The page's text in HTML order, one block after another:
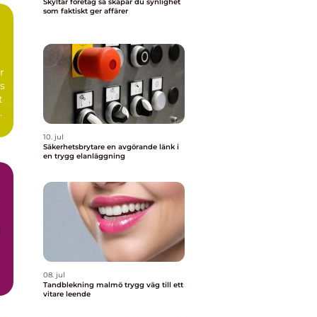
som faktiskt ger affärer
10. jul
Säkerhetsbrytare en avgörande länk i
en trygg elanläggning
08. jul
Tandblekning malmö trygg väg till ett
vitare leende